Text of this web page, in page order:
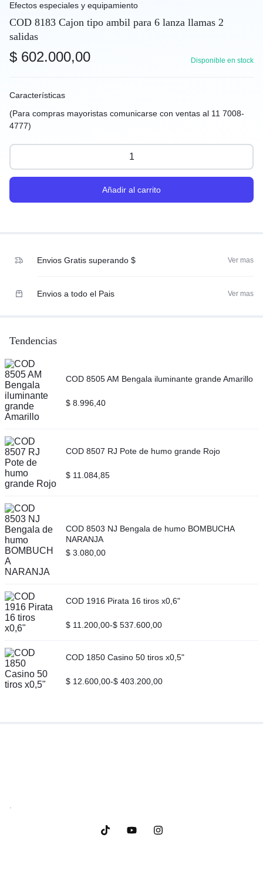
Efectos especiales y equipamiento
COD 8183 Cajon tipo ambil para 6 lanza llamas 2
salidas
$ 602.000,00 Disponible en stock
Características
(Para compras mayoristas comunicarse con ventas al 11 7008-
4777)
Añadir al carrito
Envios Gratis superando $ Ver mas
Envios a todo el Pais Ver mas
Tendencias
COD 8505 AM Bengala iluminante grande Amarillo
$ 8.996,40
COD 8507 RJ Pote de humo grande Rojo
$ 11.084,85
COD 8503 NJ Bengala de humo BOMBUCHA
NARANJA
$ 3.080,00
COD 1916 Pirata 16 tiros x0,6"
$ 11.200,00-$ 537.600,00
COD 1850 Casino 50 tiros x0,5"
$ 12.600,00-$ 403.200,00